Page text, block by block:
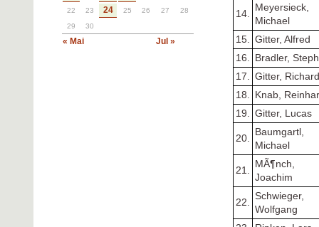
« Mai Jul »
22
23 24 25 26 27
28
29
30
14.
Meyersieck,
Michael
15. Gitter, Alfred
16.
Bradler,
17. Gitter, Richard
18.
Knab,
19. Gitter, Lucas
20.
Baumgartl,
Michael
21.
MÃ¶nch,
Joachim
22.
Schwieger,
Wolfgang